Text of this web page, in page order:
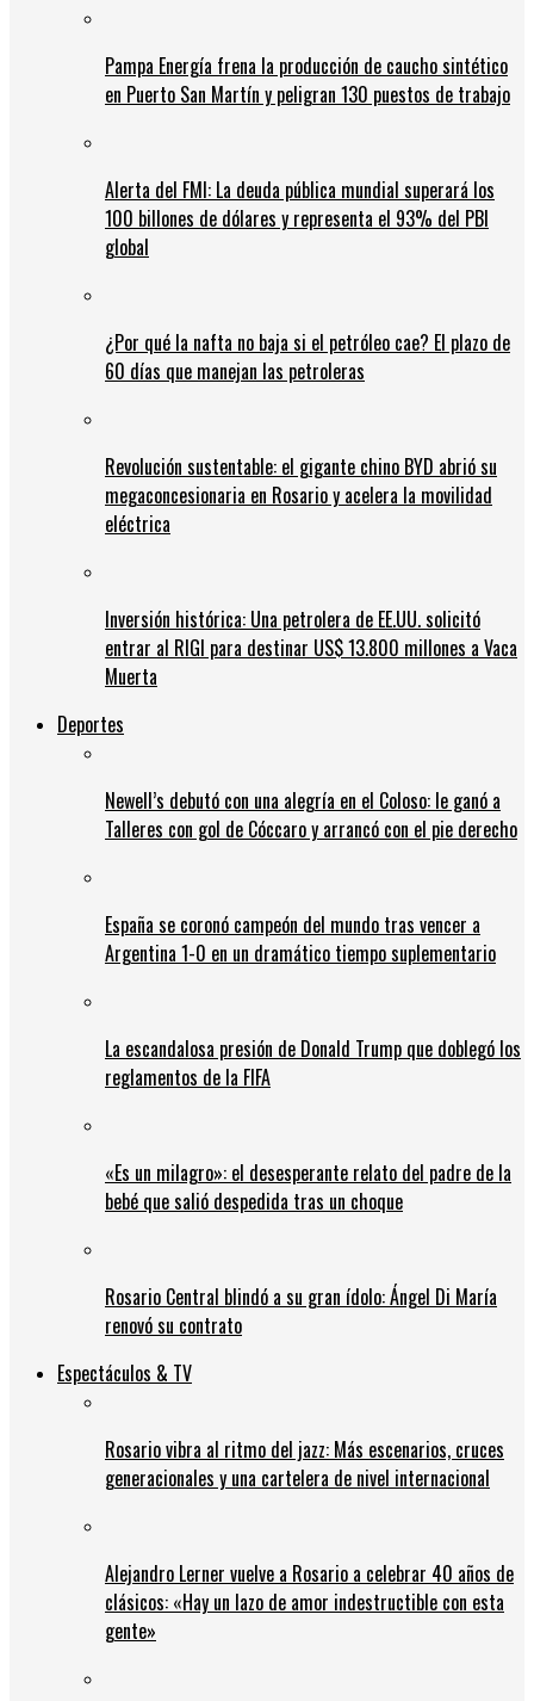
Pampa Energía frena la producción de caucho sintético
en Puerto San Martín y peligran 130 puestos de trabajo
Alerta del FMI: La deuda pública mundial superará los
100 billones de dólares y representa el 93% del PBI
global
¿Por qué la nafta no baja si el petróleo cae? El plazo de
60 días que manejan las petroleras
Revolución sustentable: el gigante chino BYD abrió su
megaconcesionaria en Rosario y acelera la movilidad
eléctrica
Inversión histórica: Una petrolera de EE.UU. solicitó
entrar al RIGI para destinar US$ 13.800 millones a Vaca
Muerta
Deportes
Newell’s debutó con una alegría en el Coloso: le ganó a
Talleres con gol de Cóccaro y arrancó con el pie derecho
España se coronó campeón del mundo tras vencer a
Argentina 1-0 en un dramático tiempo suplementario
La escandalosa presión de Donald Trump que doblegó los
reglamentos de la FIFA
«Es un milagro»: el desesperante relato del padre de la
bebé que salió despedida tras un choque
Rosario Central blindó a su gran ídolo: Ángel Di María
renovó su contrato
Espectáculos & TV
Rosario vibra al ritmo del jazz: Más escenarios, cruces
generacionales y una cartelera de nivel internacional
Alejandro Lerner vuelve a Rosario a celebrar 40 años de
clásicos: «Hay un lazo de amor indestructible con esta
gente»